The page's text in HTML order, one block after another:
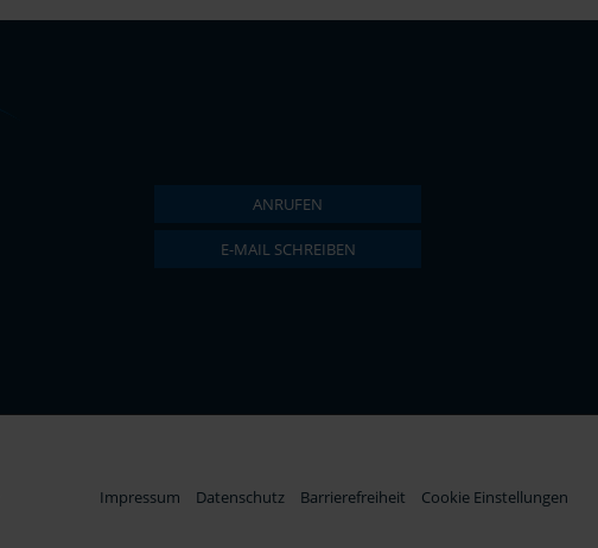
ANRUFEN
E-MAIL SCHREIBEN
Impressum Datenschutz Barrierefreiheit Cookie Einstellungen